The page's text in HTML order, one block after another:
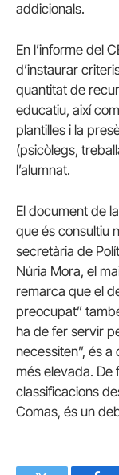
addicionals.
En l’informe del
d’instaurar
quantitat de
educatiu, així
plantilles i la
(psicòlegs,
l’alumnat.
El document de
que és consultiu
secretària de
Núria Mora, el
remarca que el
preocupat”
ha de fer servir
necessiten”, és
més elevada. De
classificacions
Comas, és un